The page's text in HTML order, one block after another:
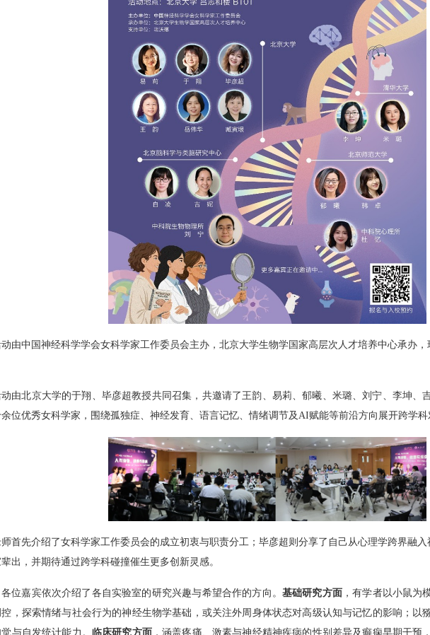
由中国神经科学学会女科学家工作委员会主办，北京大学生物学国家高层次人才培养中心承办
由北京大学的于翔、毕彦超教授共同召集，共邀请了王韵、易莉、郁曦、米璐、刘宁、李坤、
位优秀女科学家，围绕孤独症、神经发育、语言记忆、情绪调节及AI赋能等前沿方向展开跨学科
首先介绍了女科学家工作委员会的成立初衷与职责分工；毕彦超则分享了自己从心理学跨界融
出，并期待通过跨学科碰撞催生更多创新灵感。
位嘉宾依次介绍了各自实验室的研究兴趣与希望合作的方向。 基础研究方面 ，有学者以小鼠为
，探索情绪与社会行为的神经生物学基础，或关注外周身体状态对高级认知与记忆的影响；以
与自发统计能力。 临床研究方面 ，涵盖疼痛、激素与神经精神疾病的性别差异及癫痫早期干预